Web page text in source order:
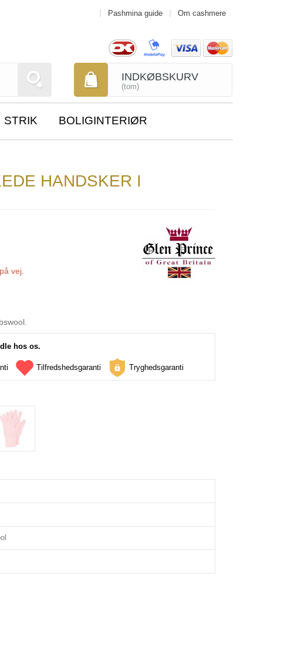
Pashmina guide Om cashmere
INDKØBSKURV
(tom)
STRIK BOLIGINTERIØR
HANDSKER I
vej.
hos os.
Tilfredshedsgaranti Tryghedsgaranti